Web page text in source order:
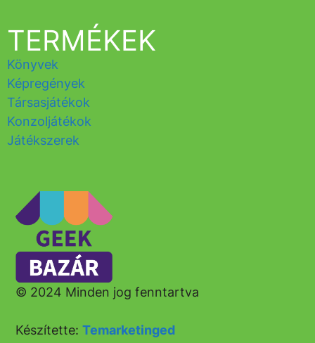
© 2024 Minden jog fenntartva
Készítette:Temarketinged
TERMÉKEK
Könyvek
Képregények
Társasjátékok
Konzoljátékok
Játékszerek